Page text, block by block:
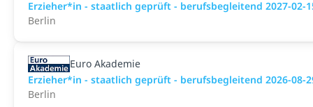
Erzieher*in - staatlich geprüft - berufsbegleitend 2027-02-
Berlin
Euro Akademie
Erzieher*in - staatlich geprüft - berufsbegleitend 2026-08-
Berlin